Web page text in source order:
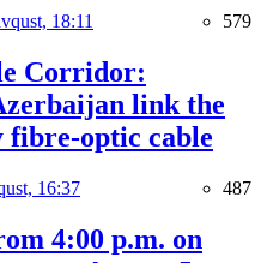
18:11 579
Corridor:
link the
fibre-optic cable
16:37 487
4:00 p.m. on